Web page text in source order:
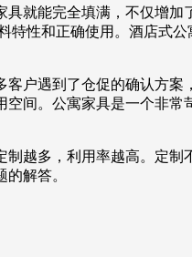
就能完全填满，不仅增加
性和正确使用。酒店式
户遇到了仓促的确认方
间。公寓家具是一个非
越多，利用率越高。定
解答。